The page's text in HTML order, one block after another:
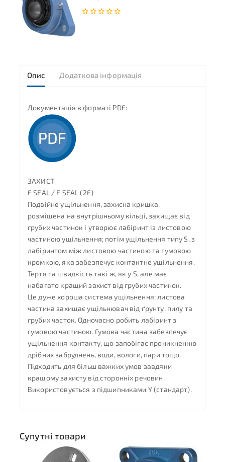
Опис Додаткова інформація
Документація в форматі PDF:
ЗАХИСТ
F SEAL / F SEAL (2F)
Подвійне ущільнення, захисна кришка,
розміщена на внутрішньому кільці, захищає від
грубих частинок і утворює лабіринт із листовою
частиною ущільнення; потім ущільнення типу S, з
лабіринтом між листовою частиною та гумовою
кромкою, яка забезпечує контактне ущільнення.
Тертя та швидкість такі ж, як у S, але має
набагато кращий захист від грубих частинок.
Це дуже хороша система ущільнення: листова
частина захищає ущільнювач від ґрунту, пилу та
грубих часток. Одночасно робить лабіринт з
гумовою частиною. Гумова частина забезпечує
ущільнення контакту, що запобігає проникненню
дрібних забруднень, води, вологи, пари тощо.
Підходить для більш важких умов завдяки
кращому захисту від сторонніх речовин.
Використовується з підшипниками Y (стандарт).
Супутні товари